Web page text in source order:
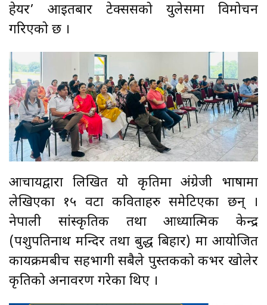
हेयर’ आइतबार टेक्ससको युलेसमा विमोचन
गरिएको छ ।
आचार्यद्वारा लिखित यो कृतिमा अंग्रेजी भाषामा
लेखिएका १५ वटा कविताहरु समेटिएका छन् ।
नेपाली सांस्कृतिक तथा आध्यात्मिक केन्द्र
(पशुपतिनाथ मन्दिर तथा बुद्ध बिहार) मा आयोजित
कार्यक्रमबीच सहभागी सबैले पुस्तकको कभर खोलेर
कृतिको अनावरण गरेका थिए ।